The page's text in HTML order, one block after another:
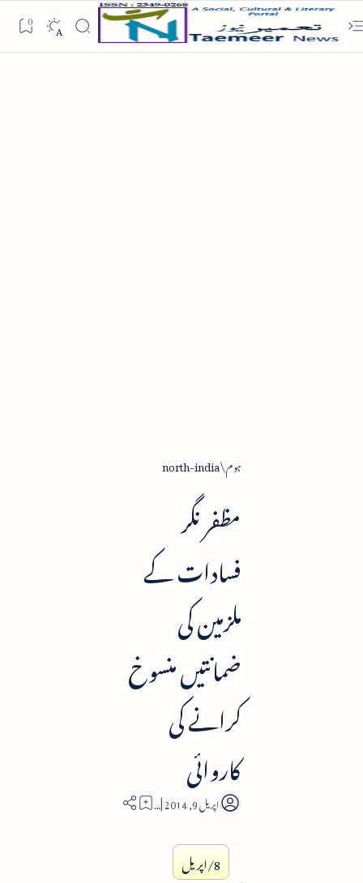
ہوم north-india
مظفر نگر
فسادات کے
ملزمین کی
ضمانتیں منسوخ
کرانے کی
کاروائی
2
8/اپریل